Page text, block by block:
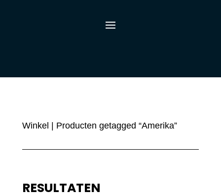
Winkel | Producten getagged “Amerika”
RESULTATEN